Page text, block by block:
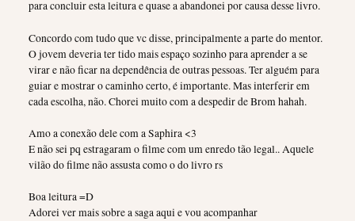
para concluir esta leitura e quase a abandonei por causa desse livro.
Concordo com tudo que vc disse, principalmente a parte do mentor.
O jovem deveria ter tido mais espaço sozinho para aprender a se
virar e não ficar na dependência de outras pessoas. Ter alguém para
guiar e mostrar o caminho certo, é importante. Mas interferir em
cada escolha, não. Chorei muito com a despedir de Brom hahah.
Amo a conexão dele com a Saphira <3
E não sei pq estragaram o filme com um enredo tão legal.. Aquele
vilão do filme não assusta como o do livro rs
Boa leitura =D
Adorei ver mais sobre a saga aqui e vou acompanhar